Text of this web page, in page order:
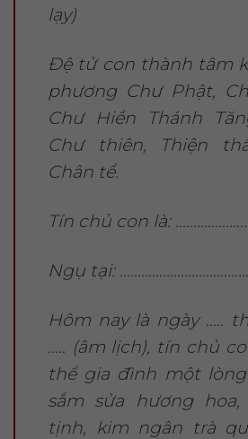
lạy)
Đệ tử con thành tâm
phương Chư Phật,
Chư Hiền Thánh
Chư thiên, Thiện
Chân tể.
Tín chủ con là:
Ngụ tại:
Hôm nay là ngày …..
….. (âm lịch), tín chủ
thể gia đình một
sắm sửa hương
tịnh, kim ngân trà